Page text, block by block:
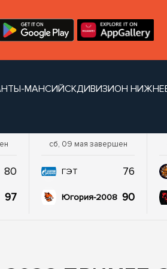
МАНСИЙСКДИВИЗИОН
80
97
сб, 09 мая завершен
ГЭТ 76
Югория-2008 90